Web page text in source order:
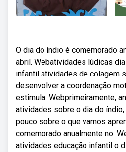
O dia do índio é comemorado
abril. Webatividades lúdicas
infantil atividades de colagem
desenvolver a coordenação
estimula. Webprimeiramente,
atividades sobre o dia do
pouco sobre o que vamos
comemorado anualmente no.
atividades educação infantil o